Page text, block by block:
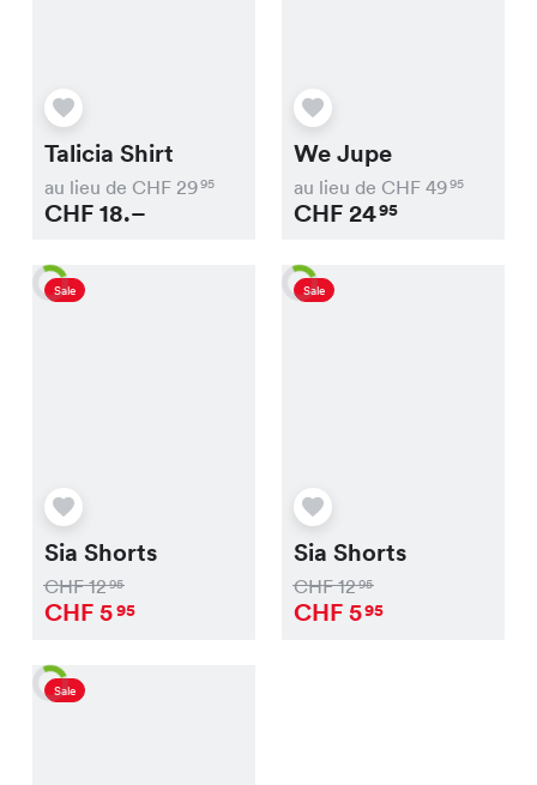
Talicia Shirt
au lieu de CHF 2995
CHF18.–
We Jupe
au lieu de CHF 4995
CHF2495
Sale
Sia Shorts
CHF1295
CHF595
Sale
Sia Shorts
CHF1295
CHF595
Sale